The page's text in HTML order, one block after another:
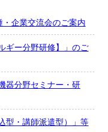
・企業交流会のご案内
ギー分野研修】」のご
器分野セミナー・研
型・講師派遣型）」等